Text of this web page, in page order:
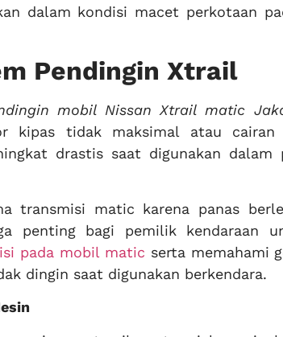
dalam kondisi macet perkotaan
Pendingin Xtrail
mobil Nissan Xtrail matic
kipas tidak maksimal atau cairan
drastis saat digunakan dalam
transmisi matic karena panas
penting bagi pemilik kendaraan
pada mobil matic serta memahami
dingin saat digunakan berkendara.